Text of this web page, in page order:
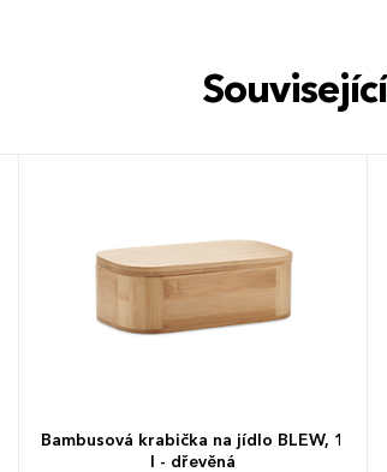
Související
Bambusová krabička na jídlo BLEW, 1
l - dřevěná